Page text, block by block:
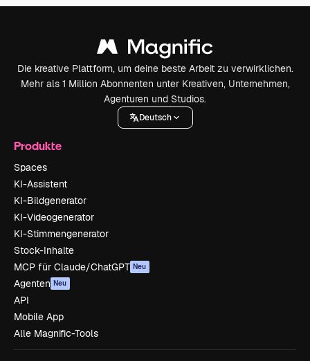
Die kreative Plattform, um deine beste Arbeit zu verwirklichen.
Mehr als 1 Million Abonnenten unter Kreativen, Unternehmen,
Agenturen und Studios.
Deutsch
Produkte
Spaces
KI-Assistent
KI-Bildgenerator
KI-Videogenerator
KI-Stimmengenerator
Stock-Inhalte
MCP für Claude/ChatGPT Neu
Agenten Neu
API
Mobile App
Alle Magnific-Tools